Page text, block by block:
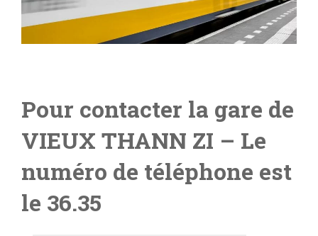
Pour contacter la gare de
VIEUX THANN ZI – Le
numéro de téléphone est
le 36.35